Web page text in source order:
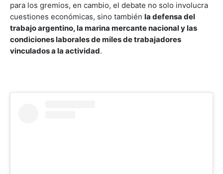
para los gremios, en cambio, el debate no solo involucra
cuestiones económicas, sino también la defensa del
trabajo argentino, la marina mercante nacional y las
condiciones laborales de miles de trabajadores
vinculados a la actividad.